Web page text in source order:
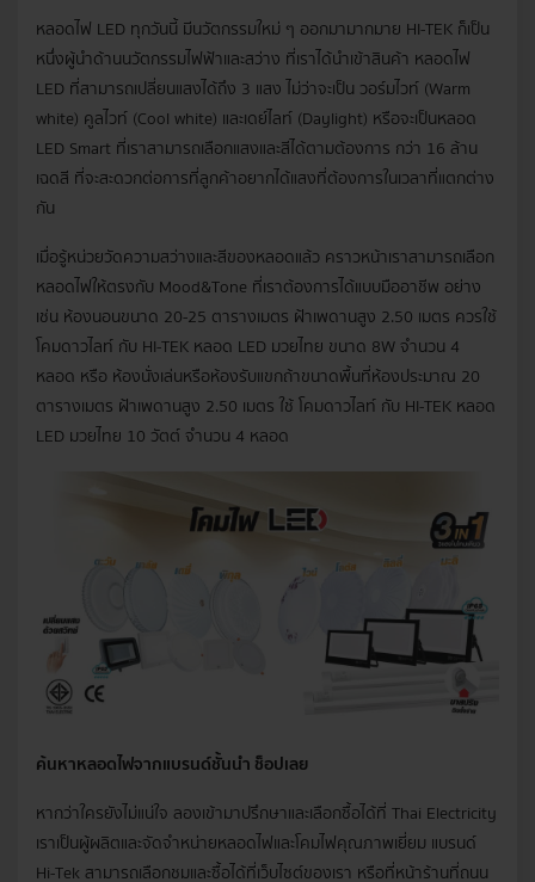
หลอดไฟ LED ทุกวันนี้ มีนวัตกรรมใหม่ ๆ ออกมามากมาย HI-TEK ก็เป็น
หนึ่งผู้นำด้านนวัตกรรมไฟฟ้าและสว่าง ที่เราได้นำเข้าสินค้า หลอดไฟ
LED ที่สามารถเปลี่ยนแสงได้ถึง 3 แสง ไม่ว่าจะเป็น วอร์มไวท์ (Warm
white) คูลไวท์ (Cool white) และเดย์ไลท์ (Daylight) หรือจะเป็นหลอด
LED Smart ที่เราสามารถเลือกแสงและสีได้ตามต้องการ กว่า 16 ล้าน
เฉดสี ที่จะสะดวกต่อการที่ลูกค้าอยากได้แสงที่ต้องการในเวลาที่แตกต่าง
กัน
เมื่อรู้หน่วยวัดความสว่างและสีของหลอดแล้ว คราวหน้าเราสามารถเลือก
หลอดไฟให้ตรงกับ Mood&Tone ที่เราต้องการได้แบบมืออาชีพ อย่าง
เช่น ห้องนอนขนาด 20-25 ตารางเมตร ฝ้าเพดานสูง 2.50 เมตร ควรใช้
โคมดาวไลท์ กับ HI-TEK หลอด LED มวยไทย ขนาด 8W จำนวน 4
หลอด หรือ ห้องนั่งเล่นหรือห้องรับแขกถ้าขนาดพื้นที่ห้องประมาณ 20
ตารางเมตร ฝ้าเพดานสูง 2.50 เมตร ใช้ โคมดาวไลท์ กับ HI-TEK หลอด
LED มวยไทย 10 วัตต์ จำนวน 4 หลอด
ค้นหาหลอดไฟจากแบรนด์ชั้นนำ ช็อปเลย
หากว่าใครยังไม่แน่ใจ ลองเข้ามาปรึกษาและเลือกซื้อได้ที่ Thai Electricity
เราเป็นผู้ผลิตและจัดจำหน่ายหลอดไฟและโคมไฟคุณภาพเยี่ยม แบรนด์
Hi-Tek สามารถเลือกชมและซื้อได้ที่เว็บไซต์ของเรา หรือที่หน้าร้านที่ถนน